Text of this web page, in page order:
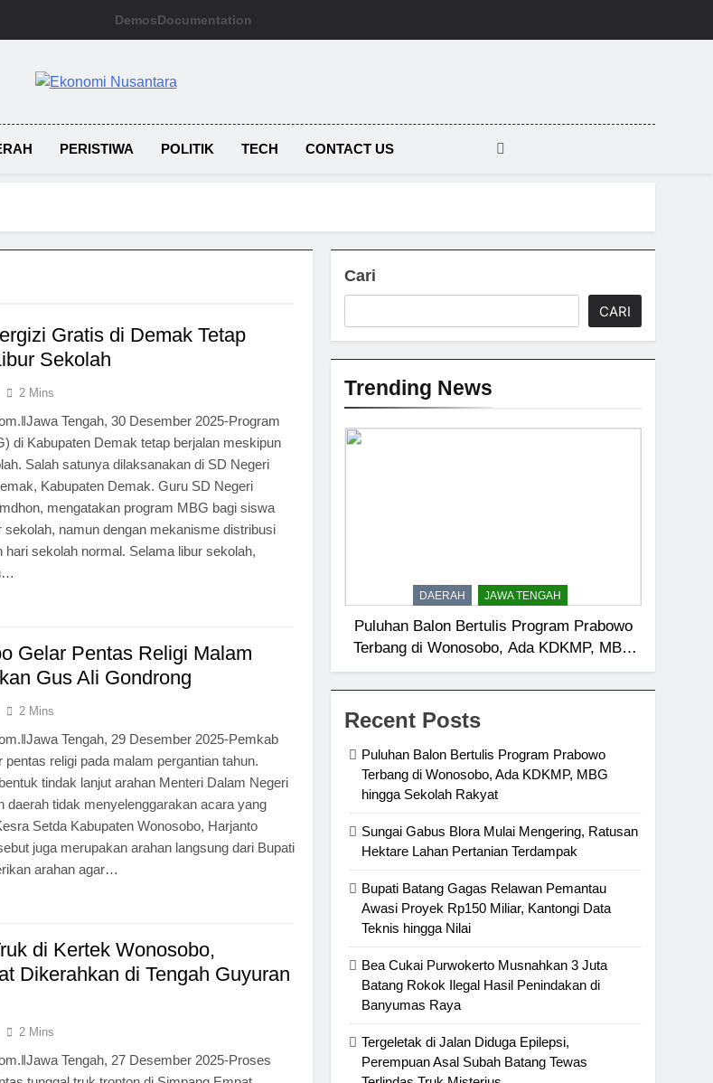
DemosDocumentation
Ekonomi Nusantara
PERISTIWA POLITIK TECH CONTACT US
Gratis di Demak Tetap
Sekolah
2 Mins
Tengah, 30 Desember 2025-Program
di Kabupaten Demak tetap berjalan meskipun
Salah satunya dilaksanakan di SD Negeri
Kabupaten Demak. Guru SD Negeri
mengatakan program MBG bagi siswa
sekolah, namun dengan mekanisme distribusi
hari sekolah normal. Selama libur sekolah,
Gelar Pentas Religi Malam
Gus Ali Gondrong
2 Mins
Tengah, 29 Desember 2025-Pemkab
religi pada malam pergantian tahun.
tindak lanjut arahan Menteri Dalam Negeri
daerah tidak menyelenggarakan acara yang
Setda Kabupaten Wonosobo, Harjanto
juga merupakan arahan langsung dari Bupati
arahan agar…
di Kertek Wonosobo,
Dikerahkan di Tengah Guyuran
2 Mins
Tengah, 27 Desember 2025-Proses
Cari
CARI
Trending News
DAERAH JAWA TENGAH
Puluhan Balon Bertulis Program Prabowo
Terbang di Wonosobo, Ada KDKMP, MBG
hingga Sekolah Rakyat
Recent Posts
Puluhan Balon Bertulis Program Prabowo
Terbang di Wonosobo, Ada KDKMP, MBG
hingga Sekolah Rakyat
Sungai Gabus Blora Mulai Mengering, Ratusan
Hektare Lahan Pertanian Terdampak
Bupati Batang Gagas Relawan Pemantau
Awasi Proyek Rp150 Miliar, Kantongi Data
Teknis hingga Nilai
Bea Cukai Purwokerto Musnahkan 3 Juta
Batang Rokok Ilegal Hasil Penindakan di
Banyumas Raya
Tergeletak di Jalan Diduga Epilepsi,
Perempuan Asal Subah Batang Tewas